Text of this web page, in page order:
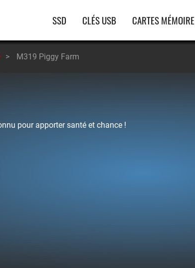
Navigation
principale
SSD CLÉS USB CARTES MÉMOIRE
> M319 Piggy Farm
pour apporter santé et chance !